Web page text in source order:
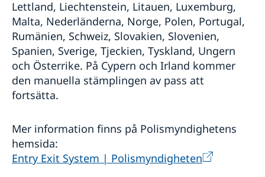
Lettland, Liechtenstein, Litauen, Luxemburg,
Malta, Nederländerna, Norge, Polen, Portugal,
Rumänien, Schweiz, Slovakien, Slovenien,
Spanien, Sverige, Tjeckien, Tyskland, Ungern
och Österrike. På Cypern och Irland kommer
den manuella stämplingen av pass att
fortsätta.
Mer information finns på Polismyndighetens
hemsida:
Entry Exit System | Polismyndigheten